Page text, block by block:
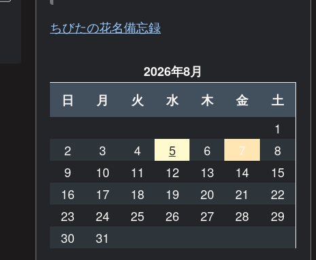
ちびたの花名備忘録
2026年8月
日
月 火 水 木 金
土
1
2
3 4 5 6 7
8
9
10 11 12 13 14
15
16
17 18 19 20 21
22
23
24 25 26 27 28
29
30
31